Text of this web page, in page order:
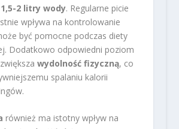
1,5-2 litry wody. Regularne picie
wpływa na kontrolowanie
być pomocne podczas diety
Dodatkowo odpowiedni poziom
wydolność fizyczną, co
spalaniu kalorii
również ma istotny wpływ na